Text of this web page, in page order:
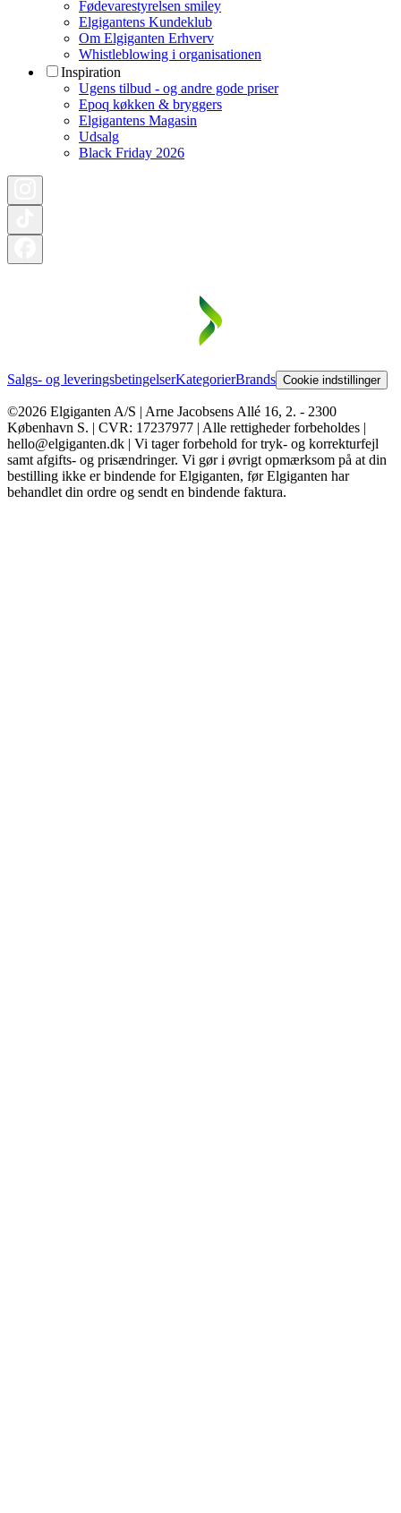
Fødevarestyrelsen smiley
Elgigantens Kundeklub
Om Elgiganten Erhverv
Whistleblowing i organisationen
Inspiration
Ugens tilbud - og andre gode priser
Epoq køkken & bryggers
Elgigantens Magasin
Udsalg
Black Friday 2026
Salgs- og leveringsbetingelserKategorierBrands Cookie indstillinger
©2026 Elgiganten A/S | Arne Jacobsens Allé 16, 2. - 2300
København S. | CVR: 17237977 | Alle rettigheder forbeholdes |
hello@elgiganten.dk | Vi tager forbehold for tryk- og korrekturfejl
samt afgifts- og prisændringer. Vi gør i øvrigt opmærksom på at din
bestilling ikke er bindende for Elgiganten, før Elgiganten har
behandlet din ordre og sendt en bindende faktura.